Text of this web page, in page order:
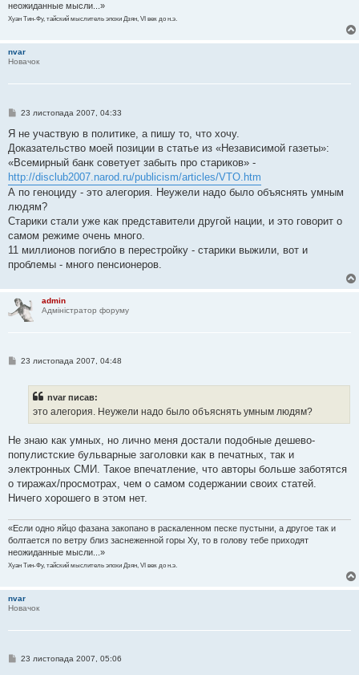
неожиданные мысли...»
Хуан Тин-Фу, тайский мыслитель эпохи Дзян, VI век до н.э.
nvar
Новачок
П
в
д
о
л
е
н
н
я
23 листопада 2007, 04:33
Я не участвую в политике, а пишу то, что хочу.
Доказательство моей позиции в статье из «Независимой газеты»:
«Всемирный банк советует забыть про стариков» -
http://disclub2007.narod.ru/publicism/articles/VTO.htm
А по геноциду - это алегория. Неужели надо было объяснять умным
людям?
Старики стали уже как представители другой нации, и это говорит о
самом режиме очень много.
11 миллионов погибло в перестройку - старики выжили, вот и
проблемы - много пенсионеров.
admin
Адміністратор форуму
П
е
н
н
я
23 листопада 2007, 04:48
nvar писав:
это алегория. Неужели надо было объяснять умным людям?
Не знаю как умных, но лично меня достали подобные дешево-
популистские бульварные заголовки как в печатных, так и
электронных СМИ. Такое впечатление, что авторы больше заботятся
о тиражах/просмотрах, чем о самом содержании своих статей.
Ничего хорошего в этом нет.
«Если одно яйцо фазана закопано в раскаленном песке пустыни, а другое так и
болтается по ветру близ заснеженной горы Ху, то в голову тебе приходят
неожиданные мысли...»
Хуан Тин-Фу, тайский мыслитель эпохи Дзян, VI век до н.э.
nvar
Новачок
П23 листопада 2007, 05:06